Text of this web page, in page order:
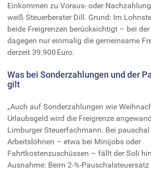
Einkommen zu Voraus- oder
weiß Steuerberater Dill. Grund: Im
beide Freigrenzen berücksichtigt – bei
dagegen nur einmalig die gemeinsame
derzeit 39.900 Euro.
Was bei Sonderzahlungen und der
gilt
„Auch auf Sonderzahlungen wie
Urlaubsgeld wird die Freigrenze
Limburger Steuerfachmann. Bei pauschal
Arbeitslöhnen – etwa bei Minijobs oder
Fahrtkostenzuschüssen – fällt der Soli
Ausnahme: Beim 2-%-